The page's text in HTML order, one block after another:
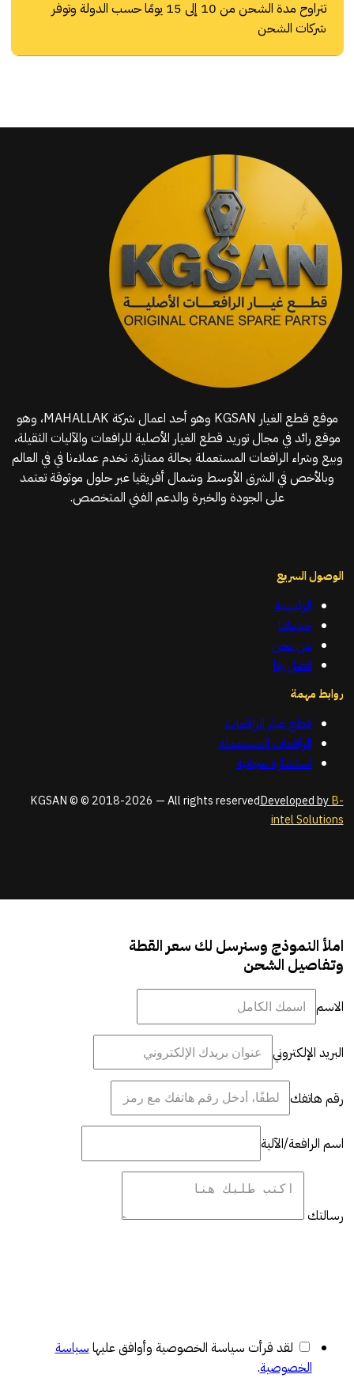
تتراوح مدة الشحن من 10 إلى 15 يومًا حسب الدولة وتوفر
شركات الشحن
موقع قطع الغيار KGSAN وهو أحد اعمال شركة MAHALLAK، وهو
موقع رائد في مجال توريد قطع الغيار الأصلية للرافعات والآليات الثقيلة،
وبيع وشراء الرافعات المستعملة بحالة ممتازة. نخدم عملاءنا في في العالم
وبالأخص في الشرق الأوسط وشمال أفريقيا عبر حلول موثوقة تعتمد
على الجودة والخبرة والدعم الفني المتخصص.
الوصول السريع
الرئيسية
خدماتنا
من نحن
اتصل بنا
روابط مهمة
قطع غيار الرافعات
الرافعات المستعملة
استشارة مجانية
KGSAN © © 2018-2026 — All rights reservedDeveloped byB-
intel Solutions
املأ النموذج وسنرسل لك سعر القطة
وتفاصيل الشحن
الاسم
البريد الإلكتروني
رقم هاتفك
اسم الرافعة/الآلية
رسالتك
لقد قرأت سياسة الخصوصية وأوافق عليها سياسة
الخصوصية.